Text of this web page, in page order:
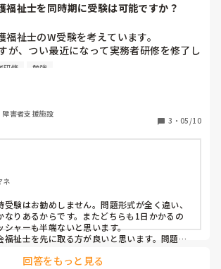
いうより、触られたことを報告することが面倒
い」と毅然とした態度で伝え、同僚や上司に情
がベストです。
しとしない会社なら…やめた方がいいですよ。
福祉士を同時期に受験は可能ですか？
祉士のW受験を考えています。
が、つい最近になって実務者研修を修了し
士の受験資格は大学生の時に取得してい
けようと思うのですが、働いている施設と
取得して欲しいとの事です。
福祉士のW受験をした方は周りにはいませ
対策をしたかをご教示頂けますでしょう
研修 勉強
害者支援施設
3 ・ 05/10
ネ
受験はお勧めしません。問題形式が全く違い、
なりあるからです。またどちらも1日かかるの
シャーも半端ないと思います。
福祉士を先に取る方が良いと思います。問題難
を狙える状況にあります。最近では専門職の教
回答をもっと見る